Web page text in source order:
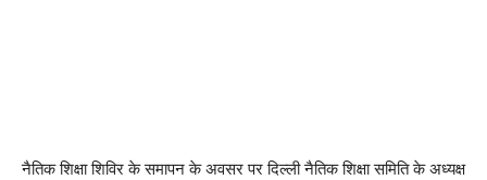
नैतिक शिक्षा शिविर के समापन के अवसर पर दिल्ली नैतिक शिक्षा समिति के अध्यक्ष